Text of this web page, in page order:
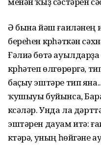
Ә бына йәш ғаиләнең
береһен күрһәткән
Ғәлиә бөтә
күрһәтеп өлгөрөргә,
баҫыу эштәре тип
ҡушыуы буйынса,
күсәләр. Унда ла
эштәрен дауам итә:
күтәрә, уның һөйгәне